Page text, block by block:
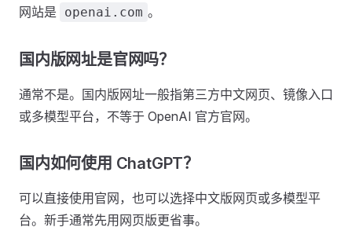
网站是
openai.com 。
国内版网址是官网吗？
通常不是。国内版网址一般指第三方中文网页、镜像入口
或多模型平台，不等于 OpenAI 官方官网。
国内如何使用 ChatGPT？
可以直接使用官网，也可以选择中文版网页或多模型平
台。新手通常先用网页版更省事。